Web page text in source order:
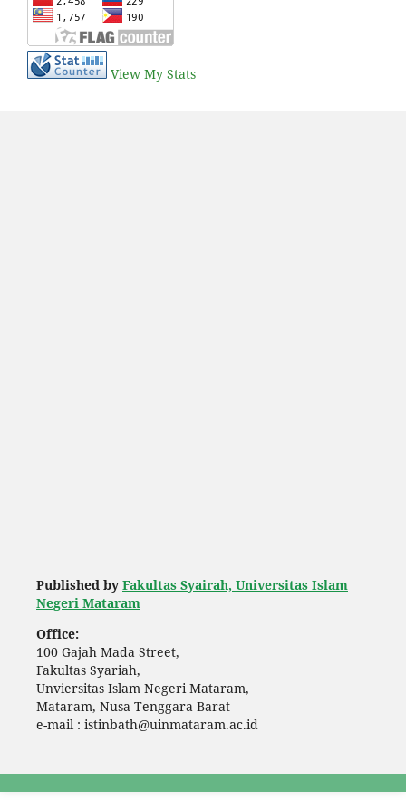
View My Stats
Published by Fakultas Syairah, Universitas Islam
Negeri Mataram
Office:
100 Gajah Mada Street,
Fakultas Syariah,
Unviersitas Islam Negeri Mataram,
Mataram, Nusa Tenggara Barat
e-mail : istinbath@uinmataram.ac.id